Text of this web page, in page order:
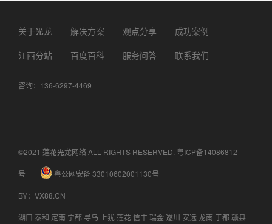
关于光龙 解决方案 观点分享
成功案例
江西分站
百度百科 服务问答 联系我们
咨询：136-6297-4469
©2021 莲花光龙网络 ALL RIGHTS RESERVED. 粤ICP备14086812
号
粤公网安备 33010602001130号
BY： VX88.CN
湖口 泰和 定南 宁都 寻乌 上犹莲花 信丰瑞金遂川 安远 龙南 于都赣县